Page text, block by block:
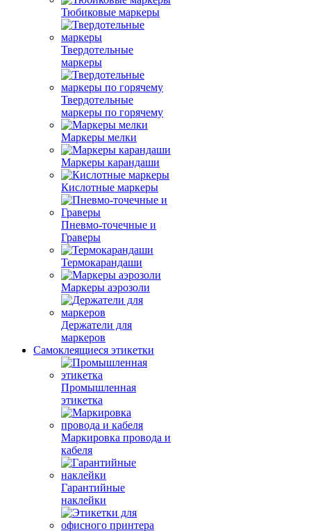
Тюбиковые маркеры
Твердотельные
маркеры
Твердотельные
маркеры по горячему
Маркеры мелки
Маркеры карандаши
Кислотные маркеры
Пневмо-точечные и
Граверы
Термокарандаши
Маркеры аэрозоли
Держатели для
маркеров
Самоклеящиеся этикетки
Промышленная
этикетка
Маркировка провода и
кабеля
Гарантийные
наклейки